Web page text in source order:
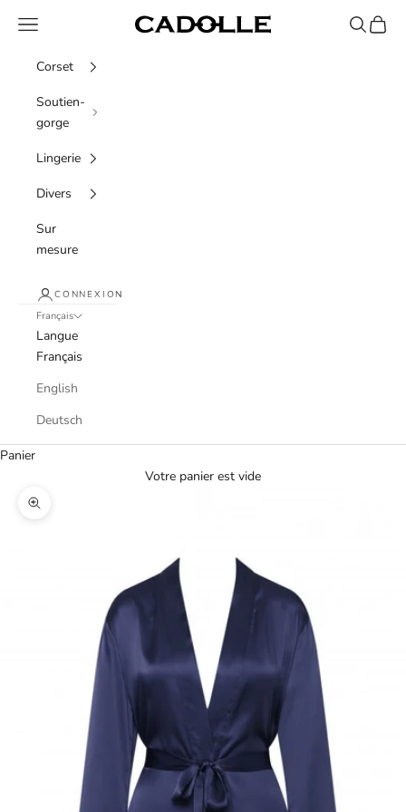
Cadolle
Menu Recherche
Panier
Corset
Soutien-
gorge
Lingerie
Divers
Sur
mesure
CONNEXION
Français
Langue
Français
English
Deutsch
Panier
Votre panier est vide
Zoomer sur l'image